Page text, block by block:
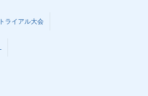
トライアル大会